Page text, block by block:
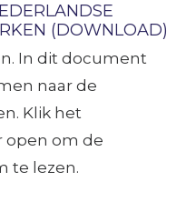
(DOWNLOAD)
In dit document
naar de
Klik het
open om de
te lezen.